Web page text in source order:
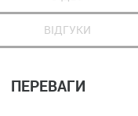
ВІДГУКИ
ПЕРЕВАГИ